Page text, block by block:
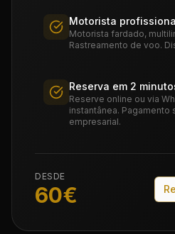
Motorista
Motorista fardado,
Rastreamento de voo.
Reserva em 2
Reserve online ou via
instantânea. Pagamento
empresarial.
DESDE
60€